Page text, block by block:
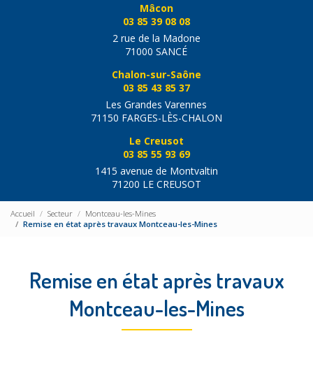
Mâcon
03 85 39 08 08
2 rue de la Madone
71000 SANCÉ
Chalon-sur-Saône
03 85 43 85 37
Les Grandes Varennes
71150 FARGES-LÈS-CHALON
Le Creusot
03 85 55 93 69
1415 avenue de Montvaltin
71200 LE CREUSOT
Accueil Secteur
Montceau-les-Mines
Remise en état après travaux Montceau-les-Mines
Remise en état après travaux
Montceau-les-Mines